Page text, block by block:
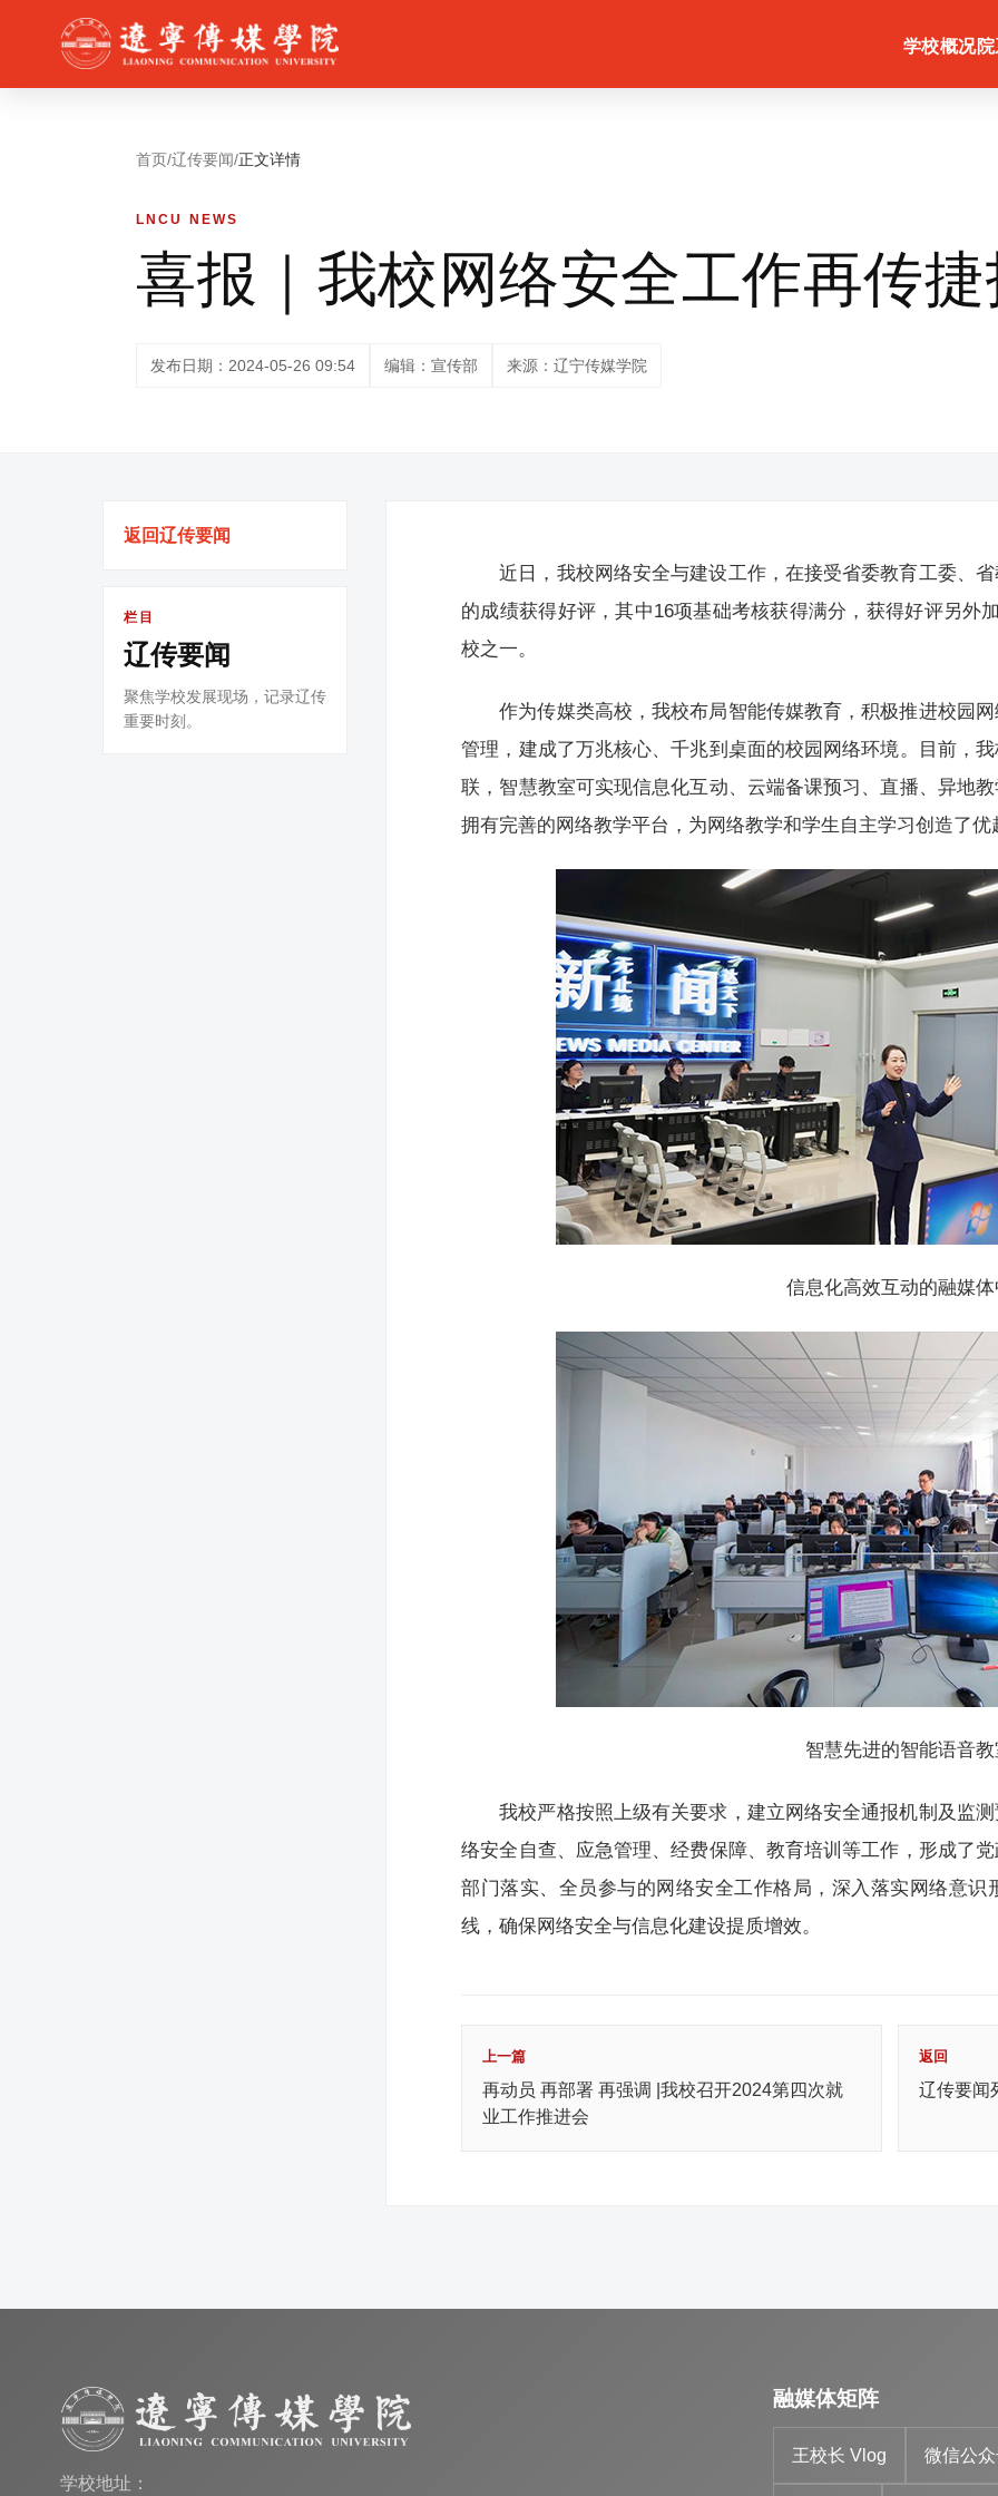
学校概况院
首页/辽传要闻/正文详情
LNCU NEWS
喜报｜我校网络安全工作再传
发布日期：2024-05-26 09:54 编辑：宣传部 来源：辽宁传媒学院
返回辽传要闻
栏目
辽传要闻
聚焦学校发展现场，记录辽传
重要时刻。
近日，我校网络安全与建设工作，在接受省委教育工委、
的成绩获得好评，其中16项基础考核获得满分，获得好评另外
校之一。
作为传媒类高校，我校布局智能传媒教育，积极推进校园
管理，建成了万兆核心、千兆到桌面的校园网络环境。目前，
联，智慧教室可实现信息化互动、云端备课预习、直播、异地
拥有完善的网络教学平台，为网络教学和学生自主学习创造了
信息化高效互动的融媒
智慧先进的智能语音教
我校严格按照上级有关要求，建立网络安全通报机制及监
络安全自查、应急管理、经费保障、教育培训等工作，形成了
部门落实、全员参与的网络安全工作格局，深入落实网络意
线，确保网络安全与信息化建设提质增效。
上一篇
再动员 再部署 再强调 |我校召开2024第四次就
业工作推进会
返回
辽传要闻
学校地址：
融媒体矩阵
王校长 Vlog 微信公